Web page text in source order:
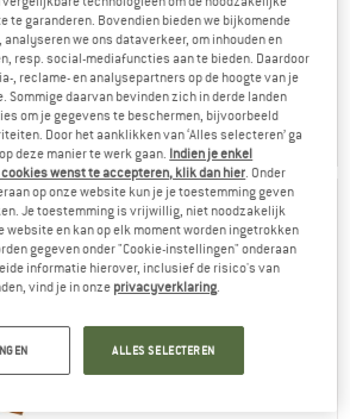
-
jas
Oorspronkelijke prijs
€ 409,95 Prijs
€ 213,17
te garanderen. Bovendien bieden we bijkomende
we ons dataverkeer, om inhouden en
resp. social-mediafuncties aan te bieden. Daardoor
, reclame- en analysepartners op de hoogte van je
Sommige daarvan bevinden zich in derde landen
om je gegevens te beschermen, bijvoorbeeld
Door het aanklikken van ‘Alles selecteren’ ga
deze manier te werk gaan. Indien je enkel
wenst te accepteren, klik dan hier . Onder
op onze website kun je je toestemming geven
Je toestemming is vrijwillig, niet noodzakelijk
website en kan op elk moment worden ingetrokken
gegeven onder "Cookie-instellingen" onderaan
informatie hierover, inclusief de risico's van
vind je in onze privacyverklaring
ALLES SELECTEREN